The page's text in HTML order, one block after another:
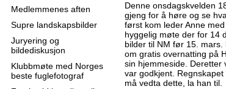
Medlemmenes aften
Supre landskapsbilder
Juryering og
bildediskusjon
Klubbmøte med Norges
beste fuglefotograf
Denne onsdagskvelden
gjeng for å høre og se
først kom leder Anne
hyggelig møte der for 14
bilder til NM før 15.
om gratis overnatting på
sin hjemmeside. Deretter
var godkjent.
må vedta dette, la han til.